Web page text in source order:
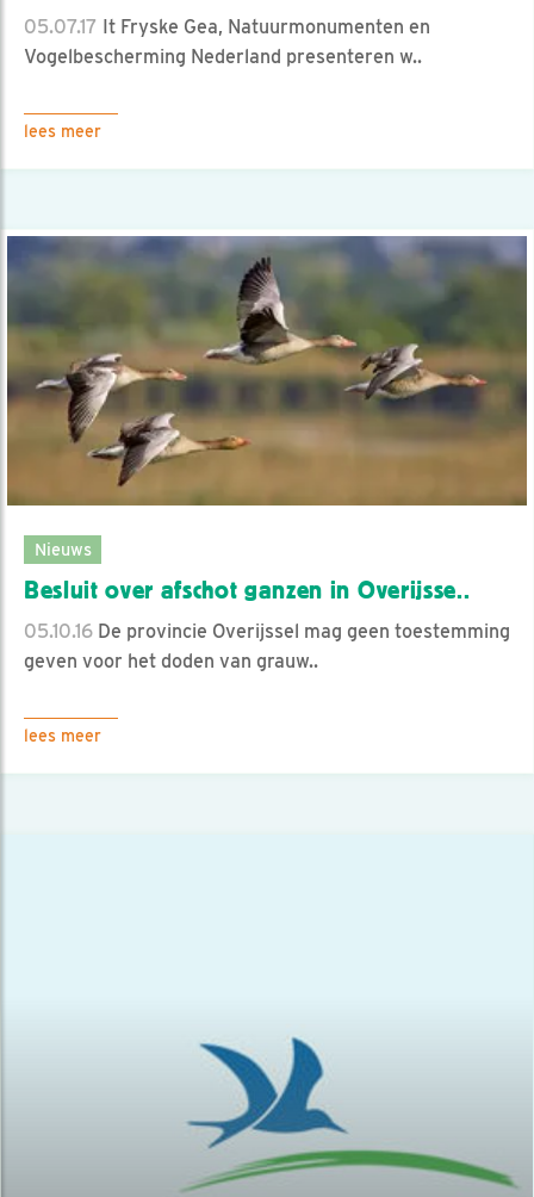
05.07.17 It Fryske Gea, Natuurmonumenten en
Vogelbescherming Nederland presenteren w..
lees meer
Nieuws
Besluit over afschot ganzen in Overijsse..
05.10.16 De provincie Overijssel mag geen toestemming
geven voor het doden van grauw..
lees meer